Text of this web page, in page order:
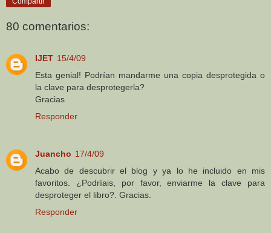
80 comentarios:
IJET 15/4/09
Esta genial! Podrían mandarme una copia desprotegida o
la clave para desprotegerla?
Gracias
Responder
Juancho 17/4/09
Acabo de descubrir el blog y ya lo he incluido en mis
favoritos. ¿Podríais, por favor, enviarme la clave para
desproteger el libro?. Gracias.
Responder